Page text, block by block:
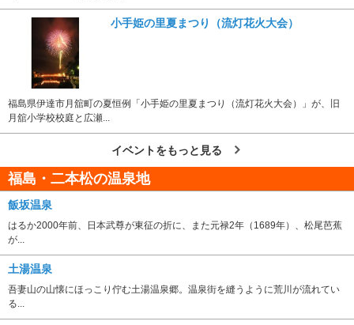
小手姫の里夏まつり（流灯花火大会）
福島県伊達市月舘町の夏恒例「小手姫の里夏まつり（流灯花火大会）」が、旧
月舘小学校校庭と広瀬...
イベントをもっと見る
福島・二本松の温泉地
飯坂温泉
はるか2000年前、日本武尊が東征の折に、また元禄2年（1689年）、松尾芭蕉
が...
土湯温泉
吾妻山の山懐にほっこり佇む土湯温泉郷。温泉街を縫うように荒川が流れてい
る...